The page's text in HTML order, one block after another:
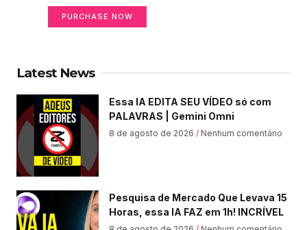
PURCHASE NOW
Latest News
Essa IA EDITA SEU VÍDEO só com
PALAVRAS | Gemini Omni
8 de agosto de 2026 Nenhum comentário
Pesquisa de Mercado Que Levava 15
Horas, essa IA FAZ em 1h! INCRÍVEL